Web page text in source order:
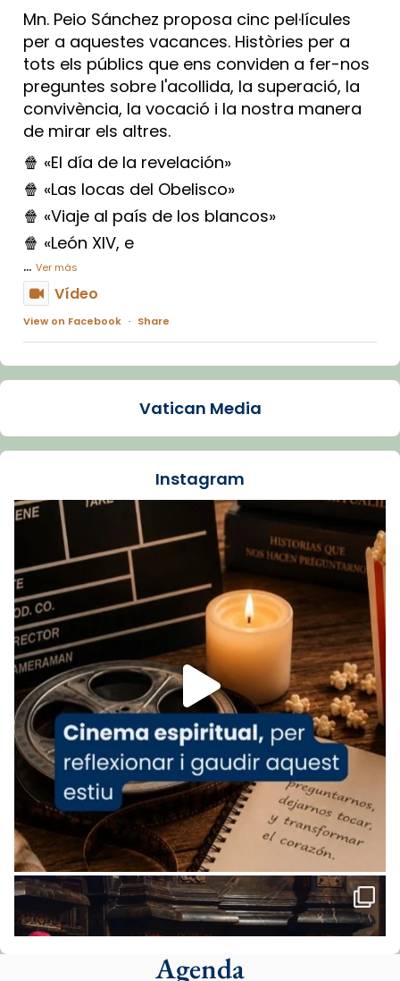
Mn. Peio Sánchez proposa cinc pel·lícules
per a aquestes vacances. Històries per a
tots els públics que ens conviden a fer-nos
preguntes sobre l'acollida, la superació, la
convivència, la vocació i la nostra manera
de mirar els altres.
🍿 «El día de la revelación»
🍿 «Las locas del Obelisco»
🍿 «Viaje al país de los blancos»
🍿 «León XIV, e
... Ver más
Vídeo
View on Facebook · Share
Arquebisbat de Barcelona
La Carmina va patir depressió. Fa gairebé
dos mesos, a l'Estadi Lluís Companys, la
Recupera l'entrevista comp
Vatican
tican News 👇
www.vaticannews.va/es/iglesia/news/2026-
07/carmina-historia-depresion-papa-viaje-
espana-testimoni...
Foto
View on Facebook · Share
Arquebisbat de Barcelona
1 week ago
«Avui les santes Juliana i Semproniana ens
ajuden a alçar la mirada»
Mons. Sergi Gordo, bisbe de Tortosa, ha
presidit aquest 27 de juliol la missa de Les
Santes de Mataró.
🔗tinyurl.com/cvu5jmbk
📸 J. Merino
Vatican Media
Instagram
Agenda